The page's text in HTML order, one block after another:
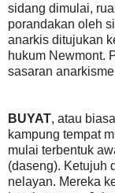
sidang dimulai,
porandakan oleh
anarkis ditujukan
hukum Newmont.
sasaran
BUYAT, atau
kampung tempat
mulai terbentuk
(daseng). Ketujuh
nelayan. Mereka